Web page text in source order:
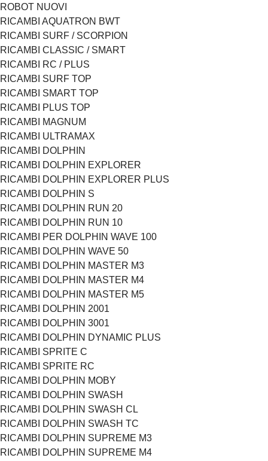
ROBOT NUOVI
RICAMBI AQUATRON BWT
RICAMBI SURF / SCORPION
RICAMBI CLASSIC / SMART
RICAMBI RC / PLUS
RICAMBI SURF TOP
RICAMBI SMART TOP
RICAMBI PLUS TOP
RICAMBI MAGNUM
RICAMBI ULTRAMAX
RICAMBI DOLPHIN
RICAMBI DOLPHIN EXPLORER
RICAMBI DOLPHIN EXPLORER PLUS
RICAMBI DOLPHIN S
RICAMBI DOLPHIN RUN 20
RICAMBI DOLPHIN RUN 10
RICAMBI PER DOLPHIN WAVE 100
RICAMBI DOLPHIN WAVE 50
RICAMBI DOLPHIN MASTER M3
RICAMBI DOLPHIN MASTER M4
RICAMBI DOLPHIN MASTER M5
RICAMBI DOLPHIN 2001
RICAMBI DOLPHIN 3001
RICAMBI DOLPHIN DYNAMIC PLUS
RICAMBI SPRITE C
RICAMBI SPRITE RC
RICAMBI DOLPHIN MOBY
RICAMBI DOLPHIN SWASH
RICAMBI DOLPHIN SWASH CL
RICAMBI DOLPHIN SWASH TC
RICAMBI DOLPHIN SUPREME M3
RICAMBI DOLPHIN SUPREME M4